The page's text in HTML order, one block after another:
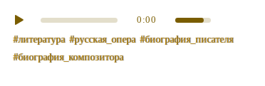
0:00
#литература #русская_опера #биография_писателя
#биография_композитора